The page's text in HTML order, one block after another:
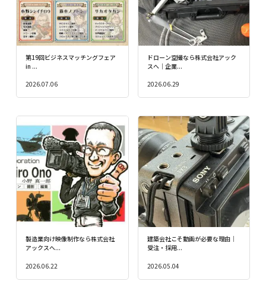
第19回ビジネスマッチングフェア
in ...
2026.07.06
ドローン空撮なら株式会社アック
スへ｜企業...
2026.06.29
製造業向け映像制作なら株式会社
アックスへ...
2026.06.22
建築会社こそ動画が必要な理由｜
受注・採用...
2026.05.04